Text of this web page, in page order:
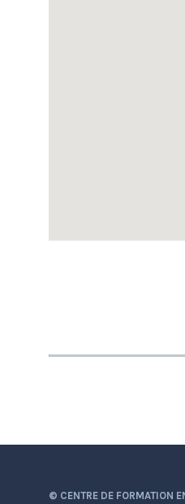
© CENTRE DE FORMATION